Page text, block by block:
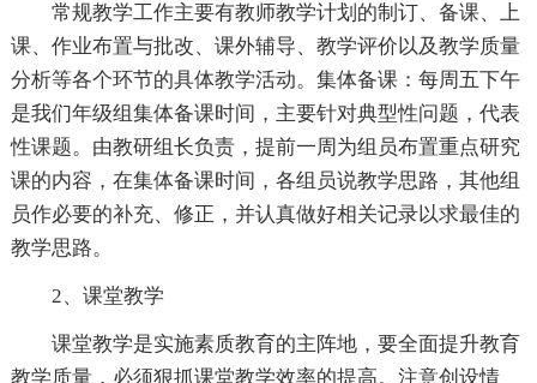
常规教学工作主要有教师教学计划的制订、备课、上
课、作业布置与批改、课外辅导、教学评价以及教学质量
分析等各个环节的具体教学活动。集体备课：每周五下午
是我们年级组集体备课时间，主要针对典型性问题，代表
性课题。由教研组长负责，提前一周为组员布置重点研究
课的内容，在集体备课时间，各组员说教学思路，其他组
员作必要的补充、修正，并认真做好相关记录以求最佳的
教学思路。
2、课堂教学
课堂教学是实施素质教育的主阵地，要全面提升教育
教学质量，必须狠抓课堂教学效率的提高。注意创设情